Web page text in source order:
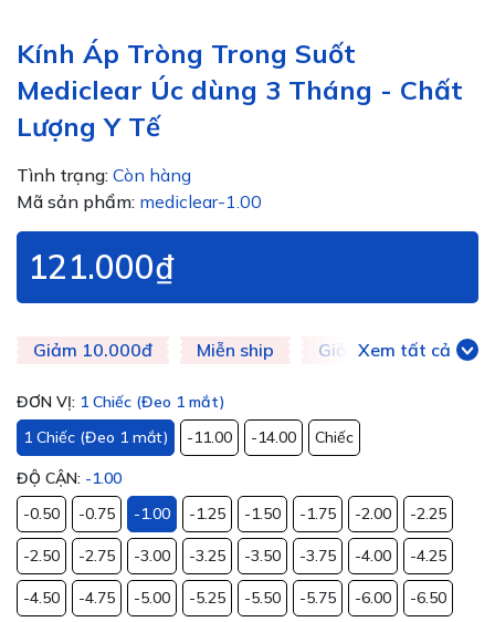
Kính Áp Tròng Trong Suốt
Mediclear Úc dùng 3 Tháng - Chất
Lượng Y Tế
Tình trạng: Còn hàng
Mã sản phẩm: mediclear-1.00
121.000₫
Giảm 10.000đ Miễn ship Giảm 20k Giảm
Xem tất cả
ĐƠN VỊ: 1 Chiếc (Đeo 1 mắt)
1 Chiếc (Đeo 1 mắt)
-11.00 -14.00 Chiếc
ĐỘ CẬN: -1.00
-0.50
-0.75 -1.00 -1.25 -1.50 -1.75 -2.00 -2.25
-2.50 -2.75 -3.00 -3.25 -3.50 -3.75 -4.00 -4.25
-4.50 -4.75 -5.00 -5.25 -5.50 -5.75 -6.00 -6.50